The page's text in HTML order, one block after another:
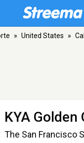
» United States »
KYA Golden
The San Francisco